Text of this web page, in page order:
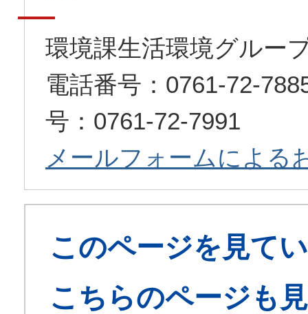
環境課生活環境グルー
電話番号：0761-72-
号：0761-72-7991
メールフォームによる
このページを見て
こちらのページも